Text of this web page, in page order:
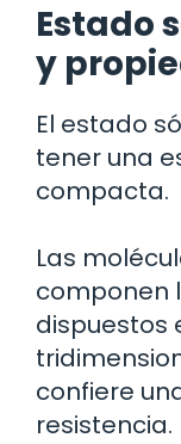
Estado
y
El estado
tener una
compacta.
Las
componen
dispuestos
confiere
resistencia.